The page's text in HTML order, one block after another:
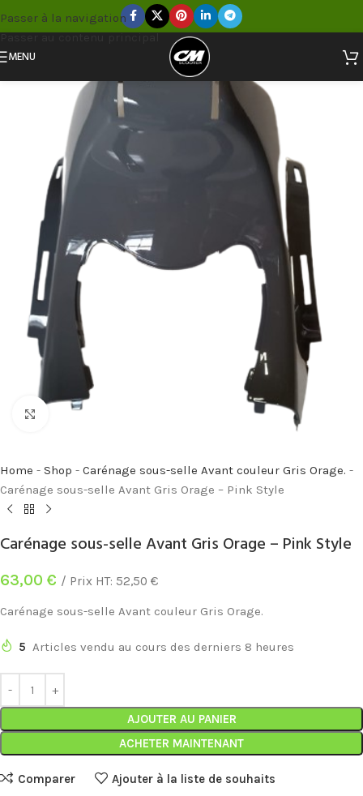
Passer à la navigation
Passer au contenu principal
MENU
Cliquez pour agrandir
Home - Shop - Carénage sous-selle Avant couleur Gris Orage. -
Carénage sous-selle Avant Gris Orage – Pink Style
Carénage sous-selle Avant Gris Orage – Pink Style
63,00 € / Prix HT: 52,50 €
Carénage sous-selle Avant couleur Gris Orage.
5 Articles vendu au cours des derniers 8 heures
AJOUTER AU PANIER
ACHETER MAINTENANT
Comparer Ajouter à la liste de souhaits